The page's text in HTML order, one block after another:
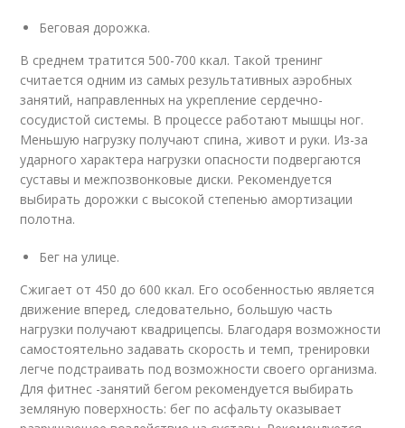
Беговая дорожка.
В среднем тратится 500-700 ккал. Такой тренинг
считается одним из самых результативных аэробных
занятий, направленных на укрепление сердечно-
сосудистой системы. В процессе работают мышцы ног.
Меньшую нагрузку получают спина, живот и руки. Из-за
ударного характера нагрузки опасности подвергаются
суставы и межпозвонковые диски. Рекомендуется
выбирать дорожки с высокой степенью амортизации
полотна.
Бег на улице.
Сжигает от 450 до 600 ккал. Его особенностью является
движение вперед, следовательно, большую часть
нагрузки получают квадрицепсы. Благодаря возможности
самостоятельно задавать скорость и темп, тренировки
легче подстраивать под возможности своего организма.
Для фитнес -занятий бегом рекомендуется выбирать
земляную поверхность: бег по асфальту оказывает